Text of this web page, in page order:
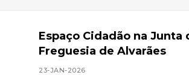
Espaço Cidadão na Junta
Freguesia de Alvarães
23-JAN-2026